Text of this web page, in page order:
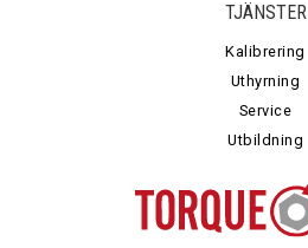
TJÄNSTER
Kalibrering
Uthyrning
Service
Utbildning